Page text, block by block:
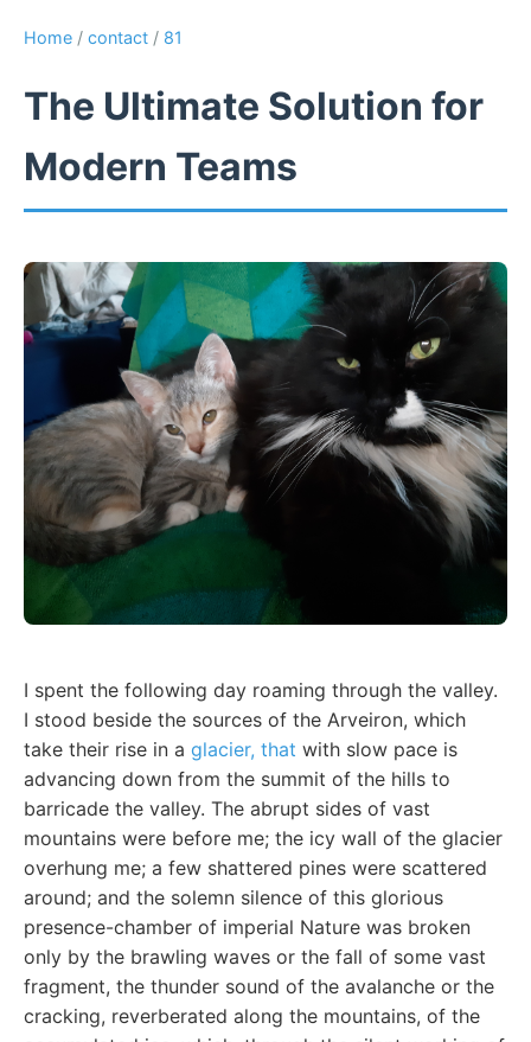
Home / contact / 81
The Ultimate Solution for
Modern Teams
I spent the following day roaming through the valley.
I stood beside the sources of the Arveiron, which
take their rise in a glacier, that with slow pace is
advancing down from the summit of the hills to
barricade the valley. The abrupt sides of vast
mountains were before me; the icy wall of the glacier
overhung me; a few shattered pines were scattered
around; and the solemn silence of this glorious
presence-chamber of imperial Nature was broken
only by the brawling waves or the fall of some vast
fragment, the thunder sound of the avalanche or the
cracking, reverberated along the mountains, of the